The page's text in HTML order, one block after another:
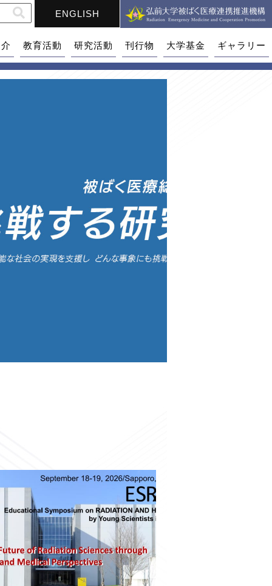
ENGLISH
教育活動 研究活動 刊行物 大学基金 ギャラリー